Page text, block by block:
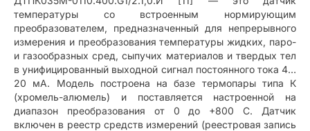
температуры со встроенным нормирующим
преобразователем, предназначенный для непрерывного
измерения и преобразования температуры жидких, паро-
и газообразных сред, сыпучих материалов и твердых тел
в унифицированный выходной сигнал постоянного тока 4…
20 мА. Модель построена на базе термопары типа К
(хромель-алюмель) и поставляется настроенной на
диапазон преобразования от 0 до +800 C. Датчик
включен в реестр средств измерений (реестровая запись